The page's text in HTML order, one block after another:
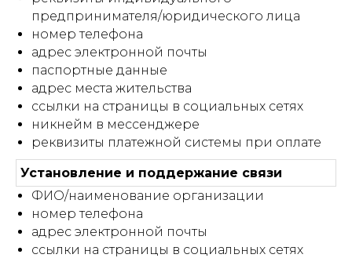
предпринимателя/юридического лица
номер телефона
адрес электронной почты
паспортные данные
адрес места жительства
ссылки на страницы в социальных сетях
никнейм в мессенджере
реквизиты платежной системы при оплате
Установление и поддержание связи
ФИО/наименование организации
номер телефона
адрес электронной почты
ссылки на страницы в социальных сетях